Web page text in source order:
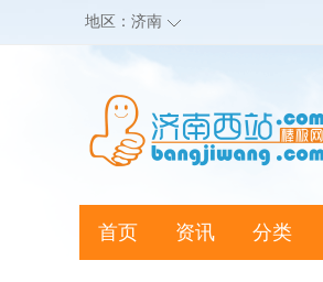
地区： 济南
首页 资讯 分类